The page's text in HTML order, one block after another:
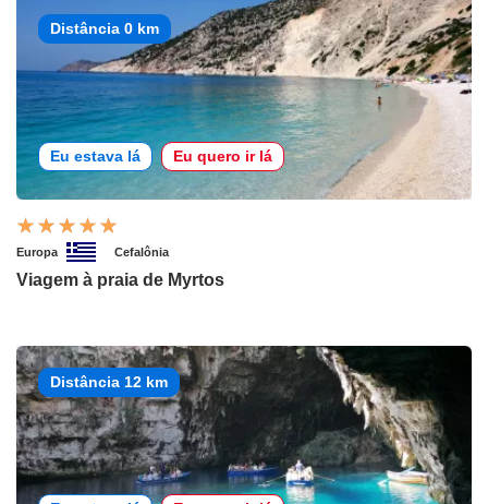
Distância 0 km
Eu estava lá Eu quero ir lá
Europa Cefalônia
Viagem à praia de Myrtos
Distância 12 km